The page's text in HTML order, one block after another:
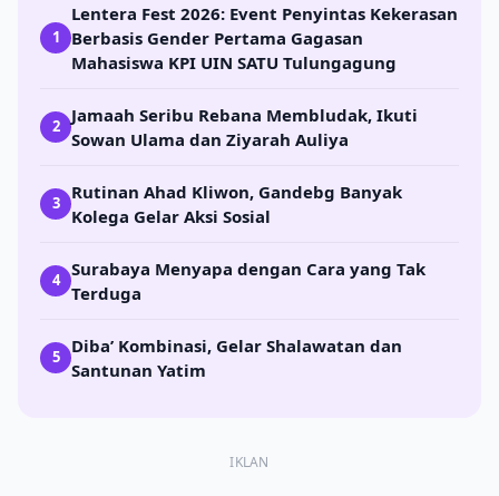
1
Lentera Fest 2026: Event Penyintas Kekerasan
Berbasis Gender Pertama Gagasan
Mahasiswa KPI UIN SATU Tulungagung
2
Jamaah Seribu Rebana Membludak, Ikuti
Sowan Ulama dan Ziyarah Auliya
3
Rutinan Ahad Kliwon, Gandebg Banyak
Kolega Gelar Aksi Sosial
4
Surabaya Menyapa dengan Cara yang Tak
Terduga
5
Diba’ Kombinasi, Gelar Shalawatan dan
Santunan Yatim
IKLAN